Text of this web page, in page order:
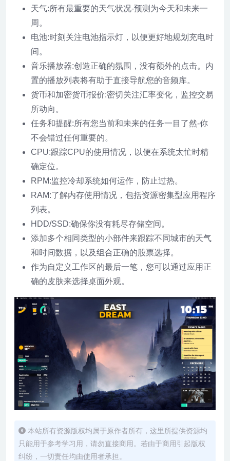
天气:所有最重要的天气状况-预测为今天和未来一
周。
电池:时刻关注电池指示灯，以便更好地规划充电时
间。
音乐播放器:创造正确的氛围，没有额外的点击。内
置的播放列表将有助于直接导航您的音频库。
货币和加密货币报价:密切关注汇率变化，监控交易
所动向。
任务和提醒:所有您当前和未来的任务一目了然-你
不会错过任何重要的。
CPU:跟踪CPU的使用情况，以便在系统太忙时精
确定位。
RPM:监控冷却系统如何运作，防止过热。
RAM:了解内存使用情况，包括资源密集型应用程序
列表。
HDD/SSD:确保你没有耗尽存储空间。
添加多个相同类型的小部件来跟踪不同城市的天气
和时间数据，以及组合正确的股票选择。
作为自定义工作区的最后一笔，您可以通过应用正
确的皮肤来选择桌面外观。
本站所有资源版权均属于原作者所有，这里所提供资源均
只能用于参考学习用，请勿直接商用。若由于商用引起版权
纠纷，一切责任均由使用者承担。